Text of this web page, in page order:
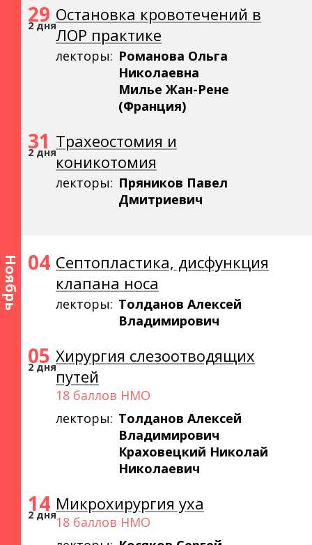
29
2 дня
Остановка кровотечений в
ЛОР практике
лекторы: Романова Ольга
Николаевна
Милье Жан-Рене
(Франция)
31
2 дня
Трахеостомия и
коникотомия
лекторы: Пряников Павел
Дмитриевич
Ноябрь 04 Септопластика, дисфункция
клапана носа
лекторы: Толданов Алексей
Владимирович
05
2 дня
Хирургия слезоотводящих
путей
18 баллов НМО
лекторы: Толданов Алексей
Владимирович
Краховецкий Николай
Николаевич
14
2 дня
Микрохирургия уха
18 баллов НМО